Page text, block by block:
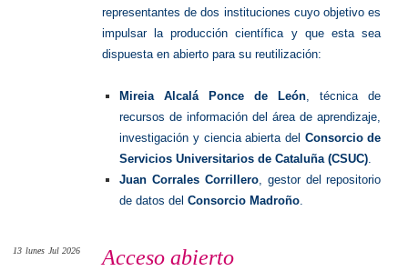
representantes de dos instituciones cuyo objetivo es
impulsar la producción científica y que esta sea
dispuesta en abierto para su reutilización:
Mireia Alcalá Ponce de León, técnica de
recursos de información del área de aprendizaje,
investigación y ciencia abierta del Consorcio de
Servicios Universitarios de Cataluña (CSUC).
Juan Corrales Corrillero, gestor del repositorio
de datos delConsorcio Madroño.
Acceso abierto
13 lunes Jul 2026